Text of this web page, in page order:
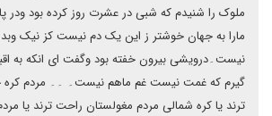
ملوک را شنیدم که شبی در عشرت روز کرده بود
مارا به جهان خوشتر ز این یک دم نیست کز نیک
نیست۔درویشی بیرون خفته بود وگفت ای انکه به
گیرم که غمت نیست غم ماهم نیست۔ ۔۔ مردم کره
ترند یا کره شمالی مردم مغولستان راحت ترند یا